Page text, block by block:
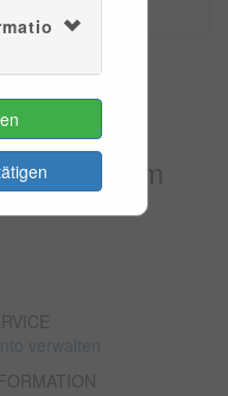
Tarife
zu einem
wieder.
verwalten